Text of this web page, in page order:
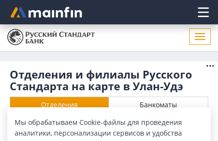
Главное меню
Отделения и филиалы Русского
Стандарта на карте в Улан-Удэ
Отделения Банкоматы
Все банки Карта Список
Мы обрабатываем Cookie-файлы для проведения
аналитики, персонализации сервисов и удобства